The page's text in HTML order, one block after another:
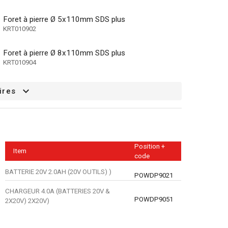
Foret à pierre Ø 5x110mm SDS plus
KRT010902
Foret à pierre Ø 8x110mm SDS plus
KRT010904
Item
Position +
code
BATTERIE 20V 2.0AH (20V OUTILS) ) POWDP9021
CHARGEUR 4.0A (BATTERIES 20V &
2X20V) 2X20V)
POWDP9051